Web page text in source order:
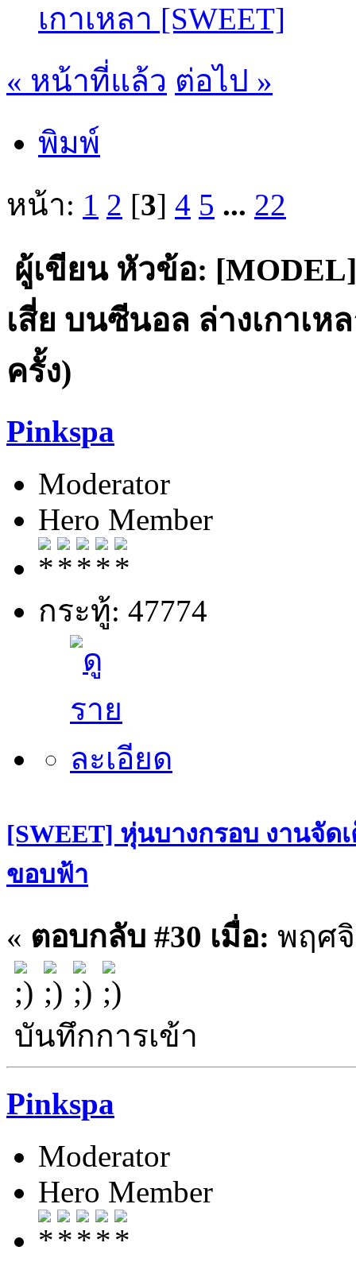
เกาเหลา [SWEET]
« หน้าที่แล้ว ต่อไป »
พิมพ์
หน้า: 1 2 [3] 4 5 ... 22
ผู้เขียนหัวข้อ:
เสี่ย บนซีนอล ล่างเกาเห
ครั้ง)
Pinkspa
Moderator
Hero Member
กระทู้: 47774
[SWEET] หุ่นบางกรอบ งานจัด
ขอบฟ้า
« ตอบกลับ #30 เมื่อ: พฤศจิ
บันทึกการเข้า
Pinkspa
Moderator
Hero Member